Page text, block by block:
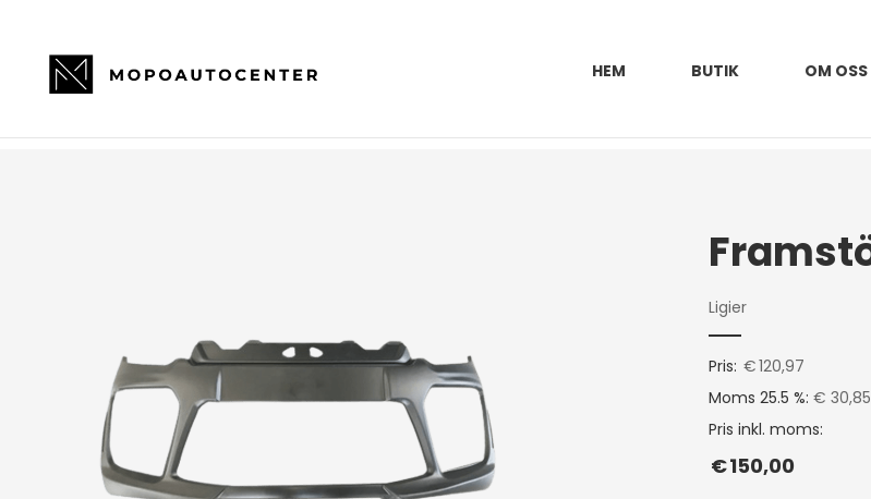
HEM BUTIK OM OSS
Ligier
Pris: €120,97
Moms 25.5 %: € 30,85
Pris inkl. moms:
€150,00